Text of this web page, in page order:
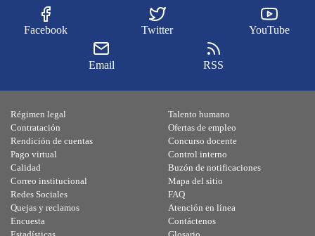
Facebook Twitter YouTube
Email RSS
Régimen legal
Contratación
Rendición de cuentas
Pago virtual
Calidad
Talento humano
Ofertas de empleo
Concurso docente
Control interno
Buzón de notificaciones
Correo institucional
Redes Sociales
Quejas y reclamos
Encuesta
Mapa del sitio
FAQ
Atención en línea
Contáctenos